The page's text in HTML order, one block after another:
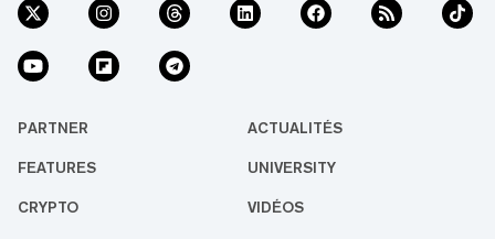
PARTNER ACTUALITÉS
FEATURES UNIVERSITY
CRYPTO VIDÉOS